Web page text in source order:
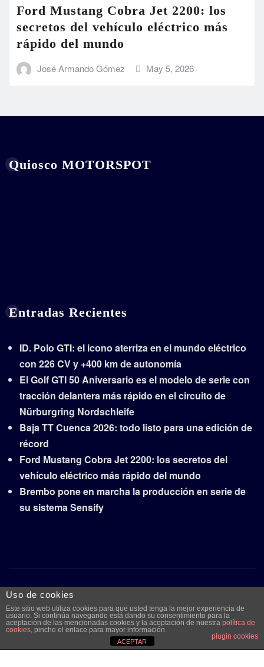
Ford Mustang Cobra Jet 2200: los
secretos del vehículo eléctrico más
rápido del mundo
José Armando Gómez May 5, 2026
Quiosco MOTORSPOT
Entradas Recientes
ID. Polo GTI: el icono aterriza en el mundo eléctrico
con 226 CV y +400 km de autonomía
El Golf GTI 50 Aniversario es el modelo de serie con
tracción delantera más rápido en el circuito de
Nürburgring Nordschleife
Baja TT Cuenca 2026: todo listo para una edición de
récord
Ford Mustang Cobra Jet 2200: los secretos del
vehículo eléctrico más rápido del mundo
Brembo pone en marcha la producción en serie de
su sistema Sensify
Copyright © 2026 | Funciona conWordPress|Frankfurt
Newspor ThemeArile
Aviso legal y
Publicidad Contacto
Uso de cookies
Este sitio web utiliza cookies para que usted tenga la mejor experiencia de
usuario. Si continúa navegando está dando su consentimiento para la
aceptación de las mencionadas cookies y la aceptación de nuestra política de
cookies, pinche el enlace para mayor información.
plugin cookies
ACEPTAR